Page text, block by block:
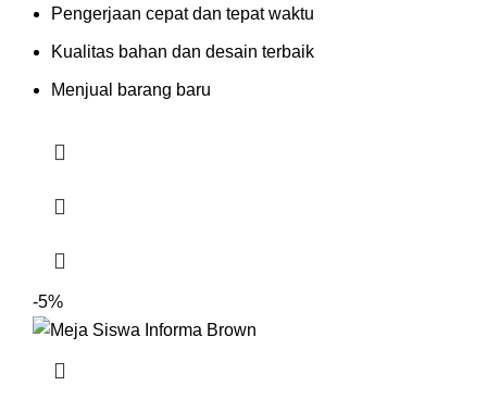
Pengerjaan cepat dan tepat waktu
Kualitas bahan dan desain terbaik
Menjual barang baru
-5%